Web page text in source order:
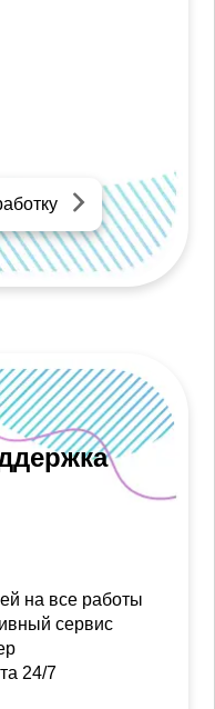
на все работы
сервис
24/7